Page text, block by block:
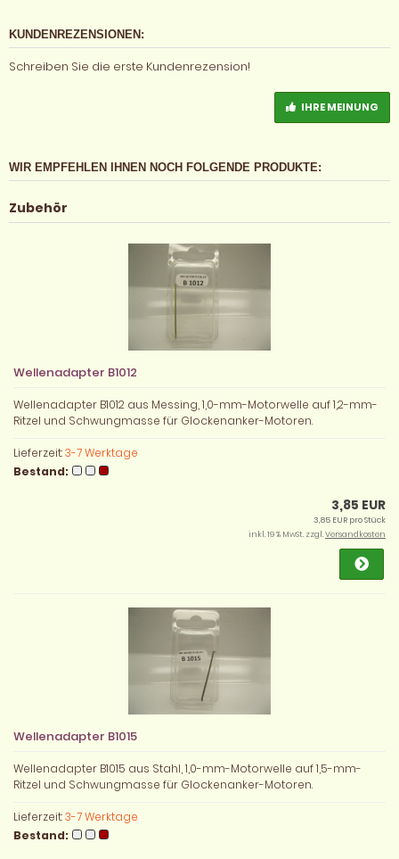
KUNDENREZENSIONEN:
Schreiben Sie die erste Kundenrezension!
IHRE MEINUNG
WIR EMPFEHLEN IHNEN NOCH FOLGENDE PRODUKTE:
Zubehör
Wellenadapter B1012
Wellenadapter B1012 aus Messing, 1,0-mm-Motorwelle auf 1,2-mm-
Ritzel und Schwungmasse für Glockenanker-Motoren.
Lieferzeit:3-7 Werktage
Bestand:
3,85 EUR
3,85 EUR pro Stück
inkl. 19 % MwSt. zzgl.Versandkosten
Wellenadapter B1015
Wellenadapter B1015 aus Stahl, 1,0-mm-Motorwelle auf 1,5-mm-
Ritzel und Schwungmasse für Glockenanker-Motoren.
Lieferzeit:3-7 Werktage
Bestand: